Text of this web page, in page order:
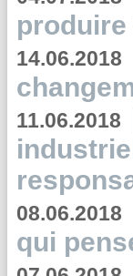
14.06.2018
11.06.2018
08.06.2018
qui